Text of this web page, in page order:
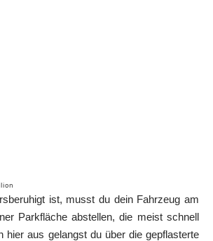
ist, musst du dein Fahrzeug am
Parkfläche abstellen, die meist schnell
hier aus gelangst du über die gepflasterte